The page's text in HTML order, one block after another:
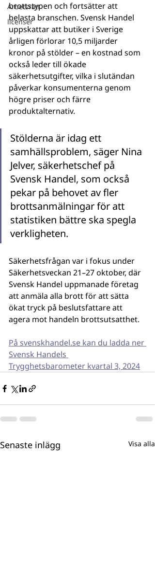
Arbetsrätt
licenser
brottstypen och fortsätter att
belasta branschen. Svensk Handel
uppskattar att butiker i Sverige
årligen förlorar 10,5 miljarder
kronor på stölder – en kostnad som
också leder till ökade
säkerhetsutgifter, vilka i slutändan
påverkar konsumenterna genom
högre priser och färre
produktalternativ.
Stölderna är idag ett
samhällsproblem, säger Nina
Jelver, säkerhetschef på
Svensk Handel, som också
pekar på behovet av fler
brottsanmälningar för att
statistiken bättre ska spegla
verkligheten.
Säkerhetsfrågan var i fokus under
Säkerhetsveckan 21–27 oktober, där
Svensk Handel uppmanade företag
att anmäla alla brott för att sätta
ökat tryck på beslutsfattare att
agera mot handeln brottsutsatthet.
På svenskhandel.se kan du ladda ner
Svensk Handels
Trygghetsbarometer kvartal 3, 2024
Senaste inlägg Visa alla